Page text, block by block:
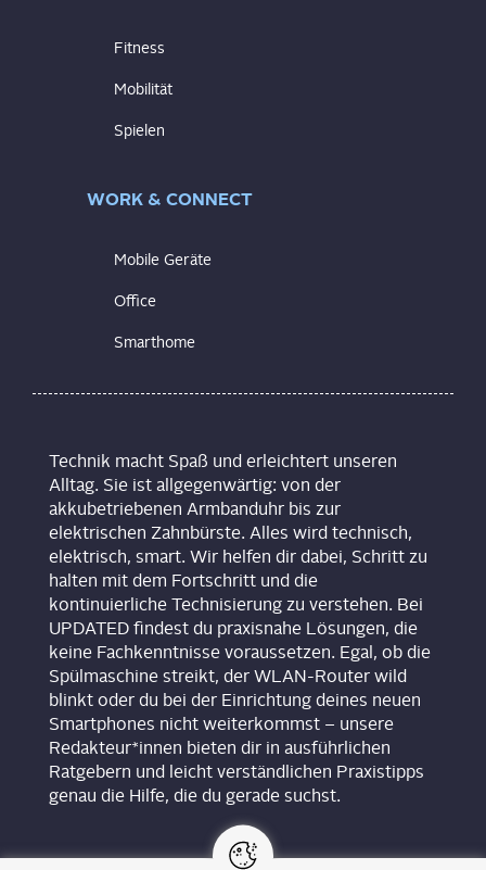
Fitness
Mobilität
Spielen
WORK & CONNECT
Mobile Geräte
Office
Smarthome
Technik macht Spaß und erleichtert unseren
Alltag. Sie ist allgegenwärtig: von der
akkubetriebenen Armbanduhr bis zur
elektrischen Zahnbürste. Alles wird technisch,
elektrisch, smart. Wir helfen dir dabei, Schritt zu
halten mit dem Fortschritt und die
kontinuierliche Technisierung zu verstehen. Bei
UPDATED findest du praxisnahe Lösungen, die
keine Fachkenntnisse voraussetzen. Egal, ob die
Spülmaschine streikt, der WLAN-Router wild
blinkt oder du bei der Einrichtung deines neuen
Smartphones nicht weiterkommst – unsere
Redakteur*innen bieten dir in ausführlichen
Ratgebern und leicht verständlichen Praxistipps
genau die Hilfe, die du gerade suchst.